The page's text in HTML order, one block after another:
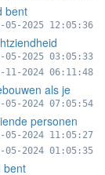
bent
05-2025 12:05:36
05-2025 03:05:33
11-2024 06:11:48
als je
05-2024 07:05:54
personen
05-2024 11:05:27
05-2024 01:05:35
bent